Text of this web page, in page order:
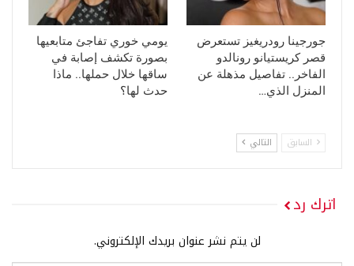
جورجينا رودريغيز تستعرض
قصر كريستيانو رونالدو
الفاخر.. تفاصيل مذهلة عن
المنزل الذي…
يومي خوري تفاجئ متابعيها
بصورة تكشف إصابة في
ساقها خلال حملها.. ماذا
حدث لها؟
السابق التالي
اترك رد
لن يتم نشر عنوان بريدك الإلكتروني.